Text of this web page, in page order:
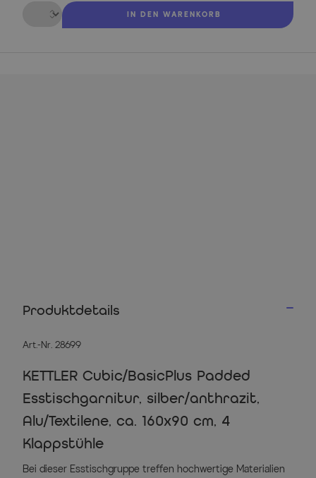
Menge
IN DEN WARENKORB
Produktdetails
Art.-Nr. 28699
KETTLER Cubic/BasicPlus Padded
Esstischgarnitur, silber/anthrazit,
Alu/Textilene, ca. 160x90 cm, 4
Klappstühle
Bei dieser Esstischgruppe treffen hochwertige Materialien